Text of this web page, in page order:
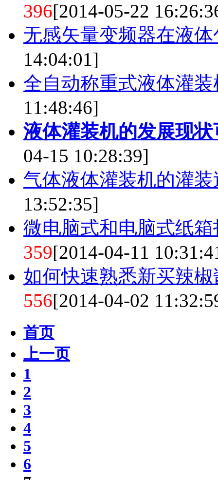
396[2014-05-22
无​感​矢​量​变​频​器​在​液
14:04:01]
全自动称重式液体灌
11:48:46]
液体灌装机的发展现
04-15 10:28:39]
气体液体灌装机的灌装
13:52:35]
微电脑式和电脑式纸
359[2014-04-11
如何快速熟悉新买辣
556[2014-04-02
首页
上一页
1
2
3
4
5
6